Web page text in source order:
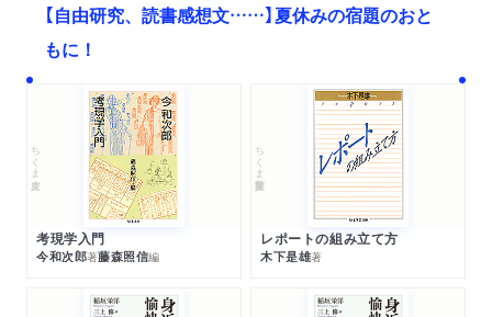
【自由研究、読書感想文……】夏休みの宿題のおと
もに！
ちくま文庫
考現学入門
今和次郎著藤森照信編
ちくま学芸文庫
レポートの組み立て方
木下是雄著